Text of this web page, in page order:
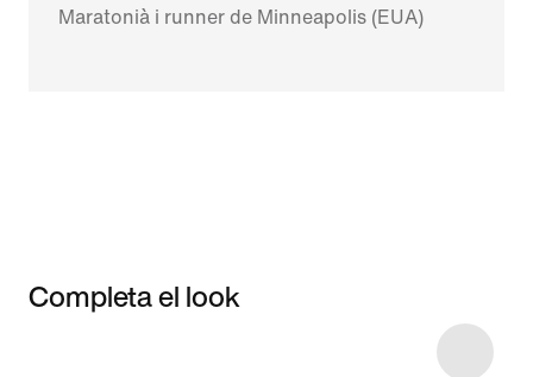
Maratonià i runner de Minneapolis (EUA)
Completa el look